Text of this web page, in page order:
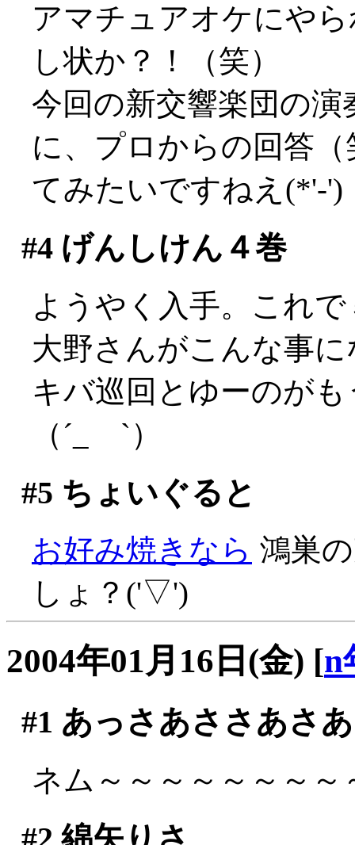
アマチュアオケにや
し状か？！（笑）
今回の新交響楽団の
に、プロからの回答
てみたいですねえ(*'-')
#4げんしけん４巻
ようやく入手。これ
大野さんがこんな事
キバ巡回とゆーのが
（´_ゝ`）
#5 ちょいぐると
お好み焼きなら 鴻巣
しょ？('▽')
2004年01月16日(金) [n
#1 あっさあささあさ
ネム～～～～～～～～